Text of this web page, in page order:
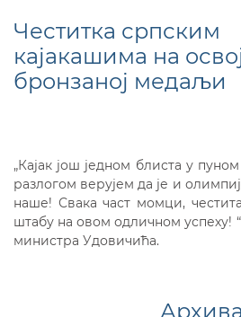
Честитка српским
кајакашима на
бронзаној медаљи
„Кајак још једном блиста у
разлогом верујем да је и
наше! Свака част момци,
штабу на овом одличном успеху!
министра Удовичића.
Архива